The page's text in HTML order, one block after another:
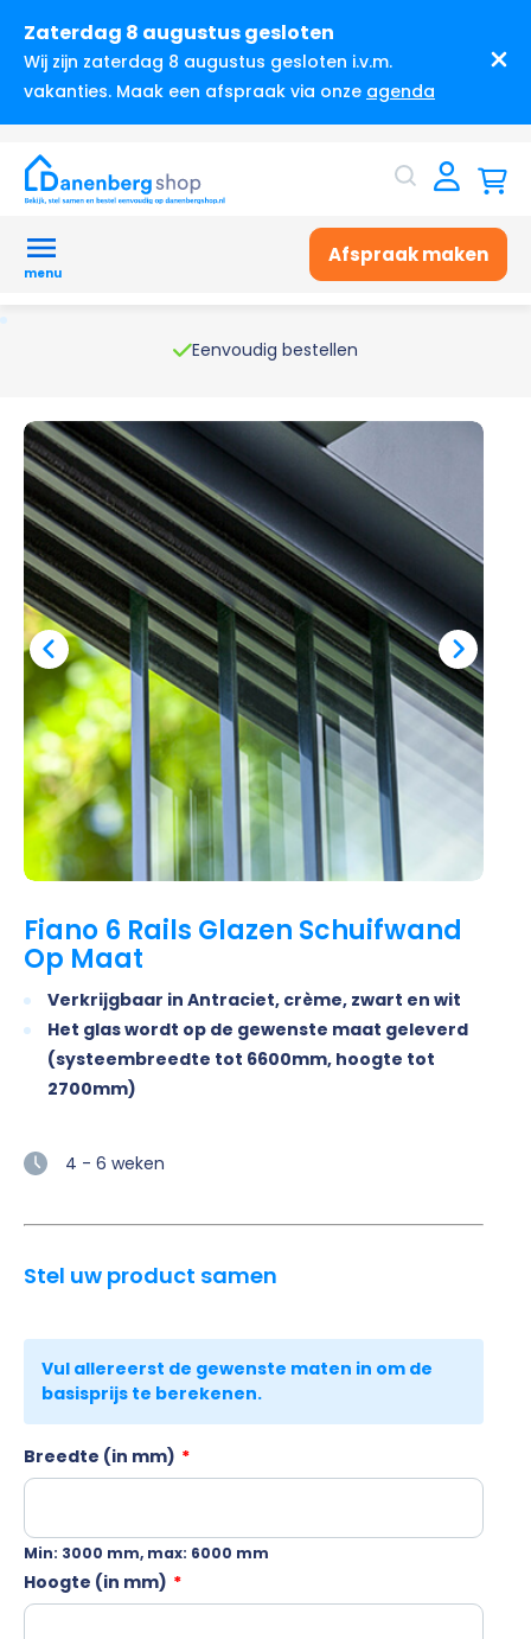
Zaterdag 8 augustus gesloten
Wij zijn zaterdag 8 augustus gesloten i.v.m.
vakanties. Maak een afspraak via onze agenda
menu
Afspraak maken
Eenvoudig bestellen
Fiano 6 Rails Glazen Schuifwand
Op Maat
Verkrijgbaar in Antraciet, crème, zwart en wit
Het glas wordt op de gewenste maat geleverd
(systeembreedte tot 6600mm, hoogte tot
2700mm)
4 - 6 weken
Stel uw product samen
*
Breedte (in mm)
Min: 3000 mm, max: 6000 mm
*
Hoogte (in mm)